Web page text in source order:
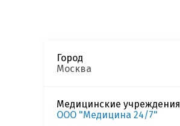
Город
Москва
Медицинские учреждения
ООО "Медицина 24/7"